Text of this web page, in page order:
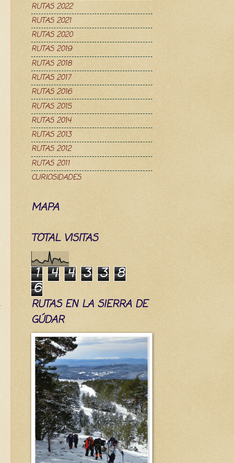
RUTAS 2022
RUTAS 2021
RUTAS 2020
RUTAS 2019
RUTAS 2018
RUTAS 2017
RUTAS 2016
RUTAS 2015
RUTAS 2014
RUTAS 2013
RUTAS 2012
RUTAS 2011
CURIOSIDADES
MAPA
TOTAL VISITAS
1 4 4 3 3 8
6
RUTAS EN LA SIERRA DE
GÚDAR